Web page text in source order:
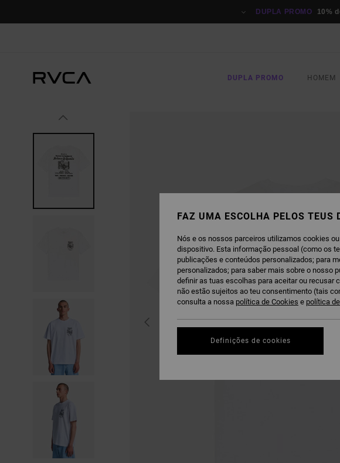
DUPLA PROMO 10%
DUPLA PROMO HOMEM
FAZ UMA ESCOLHA PELOS TEUS
Nós e os nossos parceiros utilizamos cookies
dispositivo. Esta informação pessoal (como os
publicações e conteúdos personalizados; para
personalizados; para saber mais sobre o nosso
definir as tuas escolhas para aceitar ou recusar
não estão sujeitos ao teu consentimento (tais
consulta a nossa política de Cookies e política
Definições de cookies